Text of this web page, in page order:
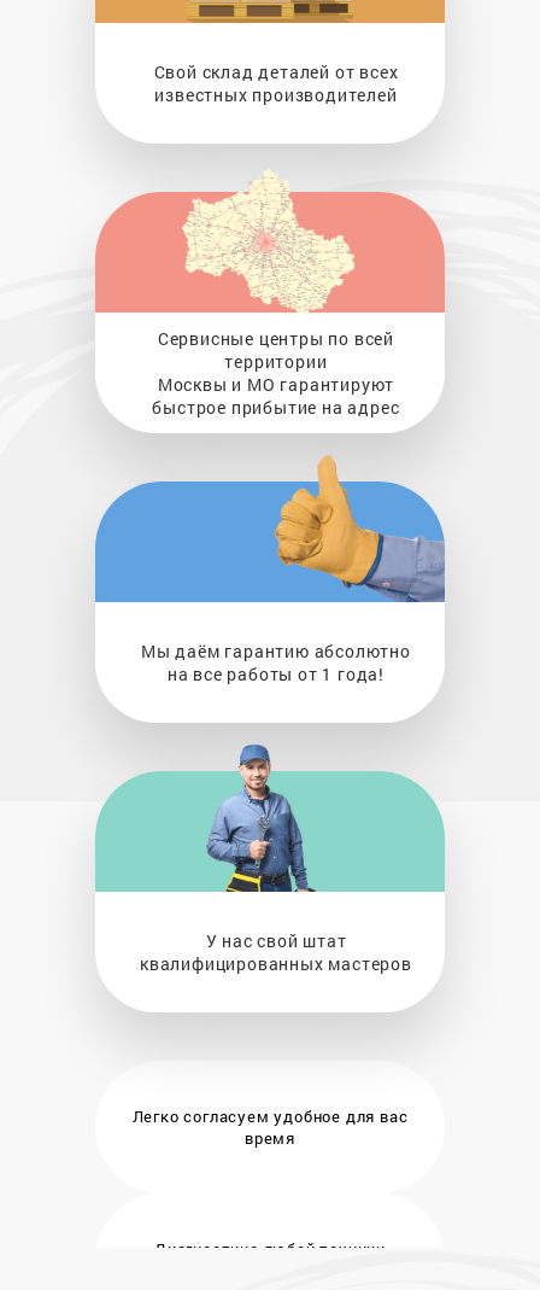
Свой склад деталей от всех
известных производителей
Сервисные центры по всей
территории
Москвы и МО гарантируют
быстрое прибытие на адрес
Мы даём гарантию абсолютно
на все работы от 1 года!
У нас свой штат
квалифицированных мастеров
Легко согласуем удобное для вас
время
Диагностика любой техники